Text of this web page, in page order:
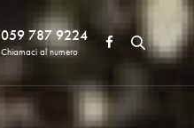
059 787 9224
Chiamaci al numero